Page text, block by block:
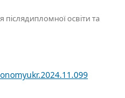
освіти та